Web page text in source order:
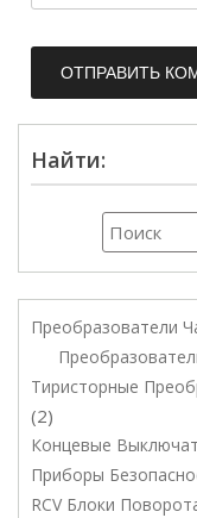
Найти:
Преобразователи
Тиристорные
2
Концевые
Приборы
RCV Блоки